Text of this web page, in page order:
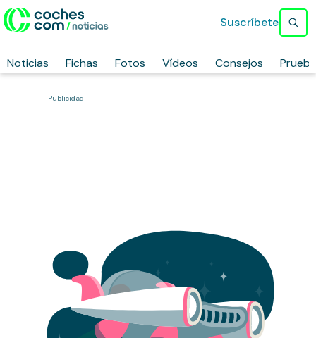
Noticias Fichas Fotos Vídeos Consejos
Suscríbete
Publicidad